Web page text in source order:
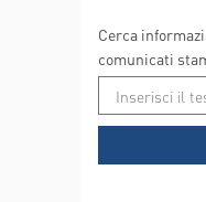
Cerca
comunicati